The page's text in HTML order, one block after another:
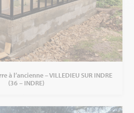
à l’ancienne – VILLEDIEU SUR INDRE
(36 – INDRE)